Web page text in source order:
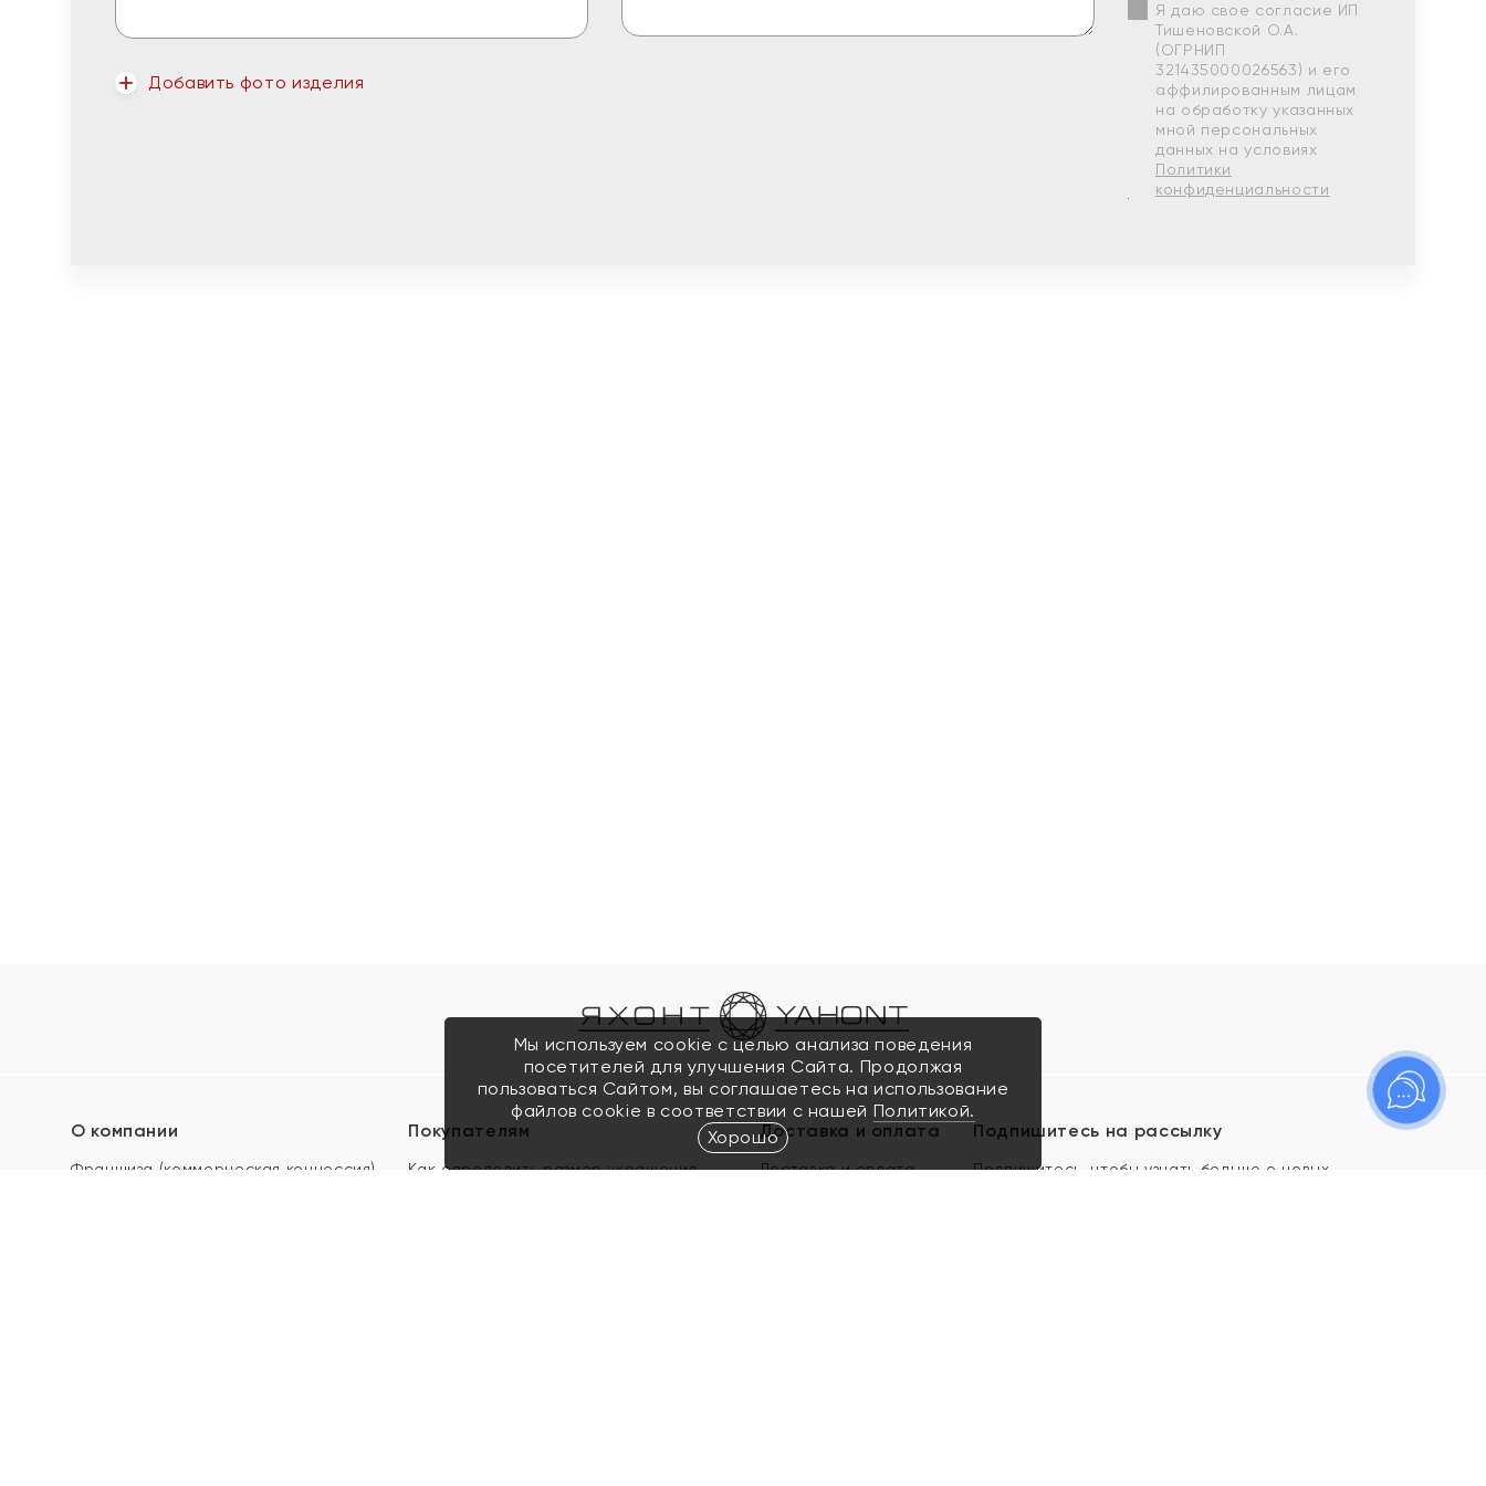
Добавить фото изделия
Я даю свое согласие ИП
Тишеновской О.А.
(ОГРНИП
321435000026563) и его
аффилированным лицам
на обработку указанных
мной персональных
данных на условиях
Политики
конфиденциальности
О компании
Франшиза (коммерческая концессия)
Покупателям
Как определить размер украшения
Доставка и оплата
Доставка и оплата
Подпишитесь на рассылку
Подпишитесь, чтобы узнать больше о новых
Мы используем cookie с целью анализа поведения
посетителей для улучшения Сайта. Продолжая
пользоваться Сайтом, вы соглашаетесь на использование
файлов cookie в соответствии с нашей Политикой.
Хорошо